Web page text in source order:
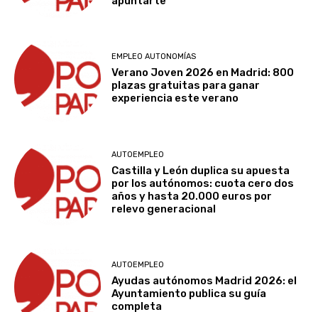
EMPLEO AUTONOMÍAS
Verano Joven 2026 en Madrid: 800
plazas gratuitas para ganar
experiencia este verano
AUTOEMPLEO
Castilla y León duplica su apuesta
por los autónomos: cuota cero dos
años y hasta 20.000 euros por
relevo generacional
AUTOEMPLEO
Ayudas autónomos Madrid 2026: el
Ayuntamiento publica su guía
completa